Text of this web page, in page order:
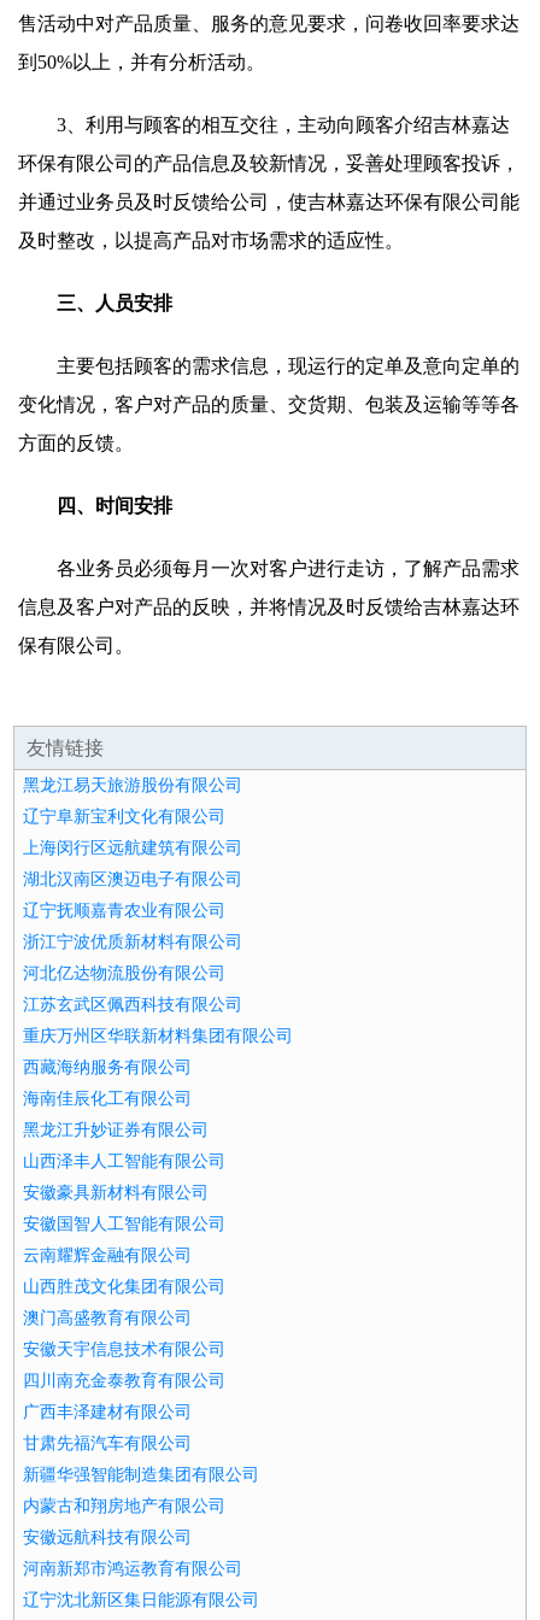
售活动中对产品质量、服务的意见要求，问卷收回率要求达
到50%以上，并有分析活动。
3、利用与顾客的相互交往，主动向顾客介绍吉林嘉达
环保有限公司的产品信息及较新情况，妥善处理顾客投诉，
并通过业务员及时反馈给公司，使吉林嘉达环保有限公司能
及时整改，以提高产品对市场需求的适应性。
三、人员安排
主要包括顾客的需求信息，现运行的定单及意向定单的
变化情况，客户对产品的质量、交货期、包装及运输等等各
方面的反馈。
四、时间安排
各业务员必须每月一次对客户进行走访，了解产品需求
信息及客户对产品的反映，并将情况及时反馈给吉林嘉达环
保有限公司。
友情链接
黑龙江易天旅游股份有限公司
辽宁阜新宝利文化有限公司
上海闵行区远航建筑有限公司
湖北汉南区澳迈电子有限公司
辽宁抚顺嘉青农业有限公司
浙江宁波优质新材料有限公司
河北亿达物流股份有限公司
江苏玄武区佩西科技有限公司
重庆万州区华联新材料集团有限公司
西藏海纳服务有限公司
海南佳辰化工有限公司
黑龙江升妙证券有限公司
山西泽丰人工智能有限公司
安徽豪具新材料有限公司
安徽国智人工智能有限公司
云南耀辉金融有限公司
山西胜茂文化集团有限公司
澳门高盛教育有限公司
安徽天宇信息技术有限公司
四川南充金泰教育有限公司
广西丰泽建材有限公司
甘肃先福汽车有限公司
新疆华强智能制造集团有限公司
内蒙古和翔房地产有限公司
安徽远航科技有限公司
河南新郑市鸿运教育有限公司
辽宁沈北新区集日能源有限公司